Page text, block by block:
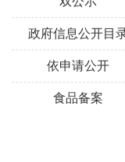
政府信息公开目
依申请公开
食品备案